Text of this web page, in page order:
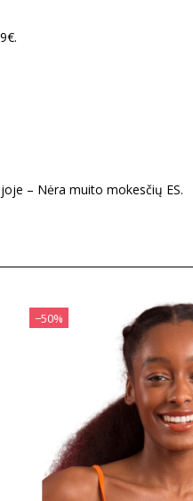
– Nėra muito mokesčių ES.
−50%